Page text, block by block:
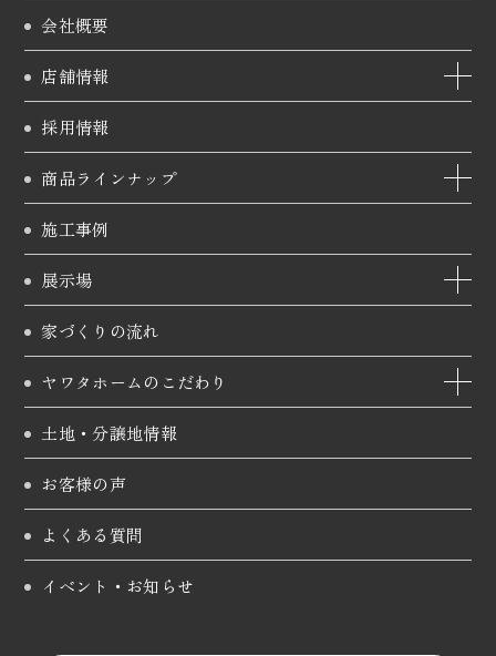
会社概要
店舗情報
採用情報
商品ラインナップ
施工事例
展示場
家づくりの流れ
ヤワタホームのこだわり
土地・分譲地情報
お客様の声
よくある質問
イベント・お知らせ